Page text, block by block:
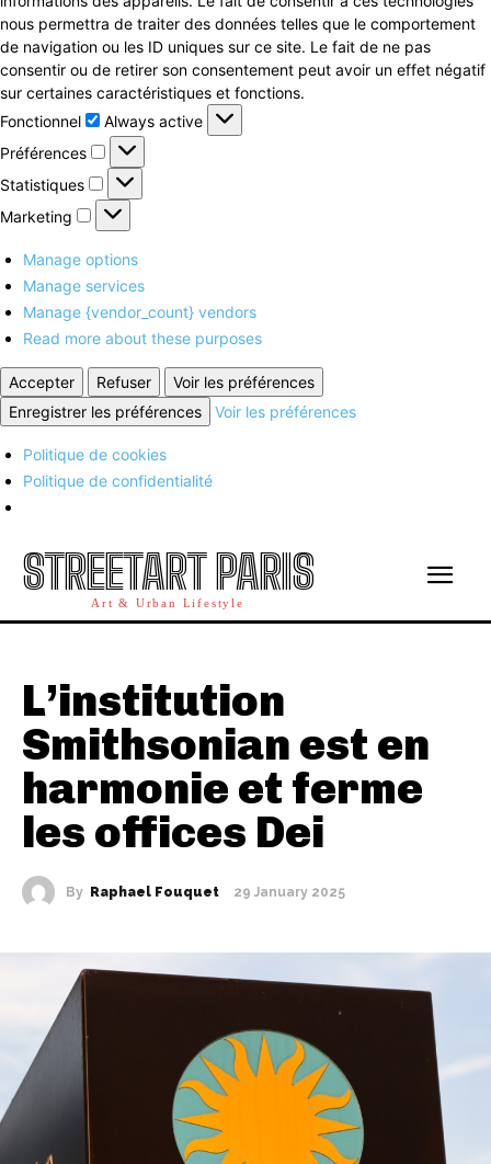
nous permettra de traiter des données telles que le comportement
de navigation ou les ID uniques sur ce site. Le fait de ne pas
consentir ou de retirer son consentement peut avoir un effet négatif
sur certaines caractéristiques et fonctions.
Fonctionnel
Fonctionnel
Always active
Préférences
Préférences
Statistiques Statistiques
Marketing Marketing
Manage options
Manage services
Manage {vendor_count} vendors
Read more about these purposes
Accepter Refuser
Voir les préférences
Enregistrer les préférences
Voir les préférences
Politique de cookies
Politique de confidentialité
STREETART PARIS
Art & Urban Lifestyle
L’institution
Smithsonian est en
harmonie et ferme
les offices Dei
By Raphael Fouquet 29 January 2025